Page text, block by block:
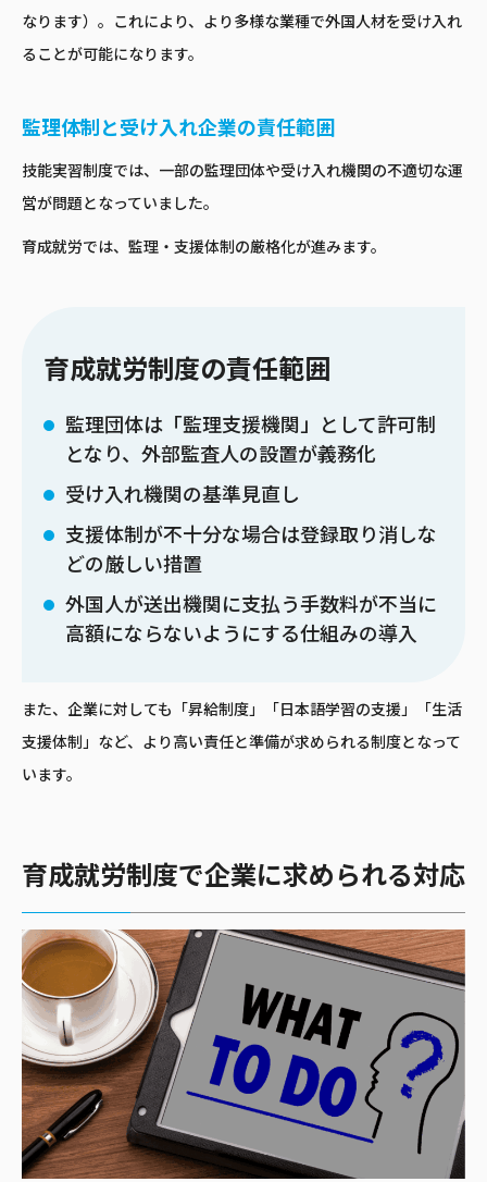
なります）。これにより、より多様な業種で外国人材を受け入れ
ることが可能になります。
監理体制と受け入れ企業の責任範囲
技能実習制度では、一部の監理団体や受け入れ機関の不適切な運
営が問題となっていました。
育成就労では、監理・支援体制の厳格化が進みます。
育成就労制度の責任範囲
監理団体は「監理支援機関」として許可制
となり、外部監査人の設置が義務化
受け入れ機関の基準見直し
支援体制が不十分な場合は登録取り消しな
どの厳しい措置
外国人が送出機関に支払う手数料が不当に
高額にならないようにする仕組みの導入
また、企業に対しても「昇給制度」「日本語学習の支援」「生活
支援体制」など、より高い責任と準備が求められる制度となって
います。
育成就労制度で企業に求められる対応